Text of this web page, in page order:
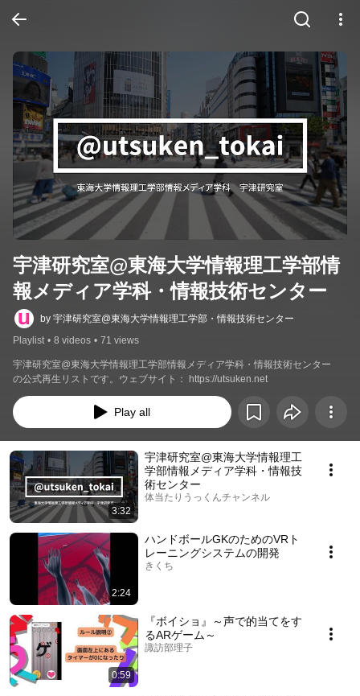
宇津研究室@東海大学情報理工学部情
報メディア学科・情報技術センター
by 宇津研究室@東海大学情報理工学部・情報技術センター
Playlist • 8 videos • 71 views
宇津研究室@東海大学情報理工学部情報メディア学科・情報技術センター
の公式再生リストです。ウェブサイト： https://utsuken.net
Play all
3:32
宇津研究室@東海大学情報理工
学部情報メディア学科・情報技
術センター
体当たりうっくんチャンネル
2:24
ハンドボールGKのためのVRト
レーニングシステムの開発
きくち
0:59
『ボイショ』～声で的当てをす
るARゲーム～
諏訪部理子